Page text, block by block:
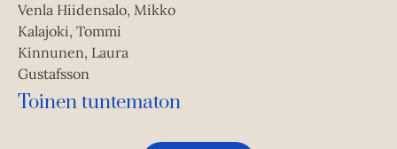
Venla Hiidensalo, Mikko
Kalajoki, Tommi
Kinnunen, Laura
Gustafsson
Toinen tuntematon